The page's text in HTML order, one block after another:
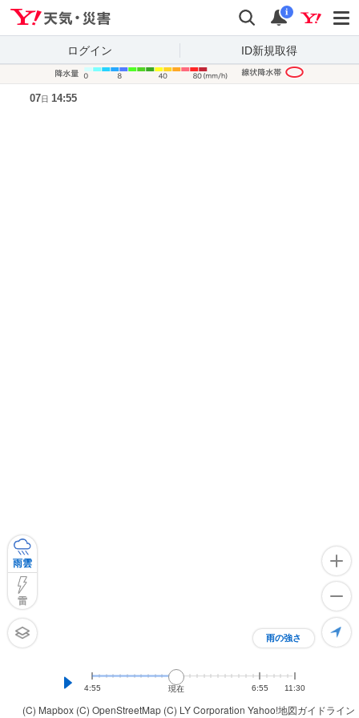
検索 通知
i
ログイン ID新規取得
(C) Mapbox (C) OpenStreetMap (C) LY Corporation Yahoo!地図ガイドライン
雨の強さ
雨雲
雷
4:55 現在 6:55 11:30
07日 14:55